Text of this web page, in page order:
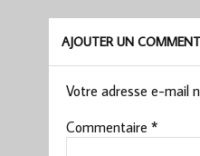
AJOUTER UN
Votre adresse e-mail
Commentaire *